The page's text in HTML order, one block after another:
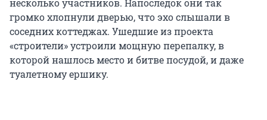
несколько участников. Напоследок они так
громко хлопнули дверью, что эхо слышали в
соседних коттеджах. Ушедшие из проекта
«строители» устроили мощную перепалку, в
которой нашлось место и битве посудой, и даже
туалетному ершику.